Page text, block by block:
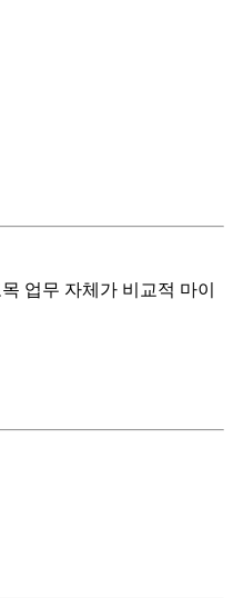
업무 자체가 비교적 마이